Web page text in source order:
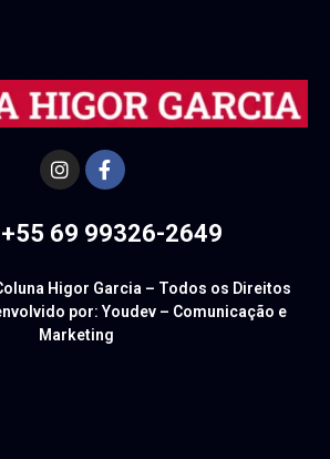
+55 69 99326-2649
Higor Garcia – Todos os Direitos
por: Youdev – Comunicação e
Marketing